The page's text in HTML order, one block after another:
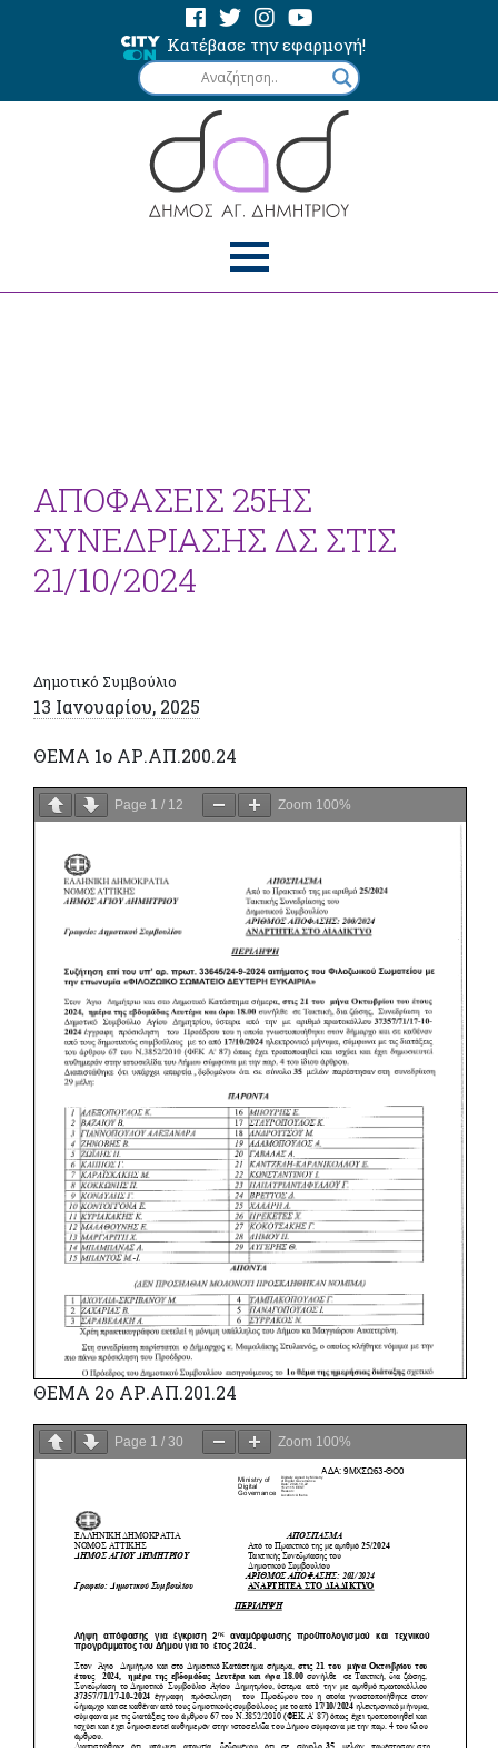
Κατέβασε την εφαρμογή!
ΑΠΟΦΑΣΕΙΣ 25ΗΣ
ΣΥΝΕΔΡΙΑΣΗΣ ΔΣ ΣΤΙΣ
21/10/2024
Δημοτικό Συμβούλιο
13 Ιανουαρίου, 2025
ΘΕΜΑ 1ο ΑΡ.ΑΠ.200.24
Page 1 / 12 Zoom 100%
ΘΕΜΑ 2o ΑΡ.ΑΠ.201.24
Page 1 / 30 Zoom 100%